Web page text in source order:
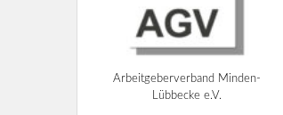
Arbeitgeberverband Minden-
Lübbecke e.V.